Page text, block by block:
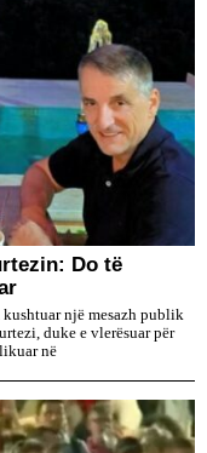
Do të
një mesazh publik
duke e vlerësuar për
në